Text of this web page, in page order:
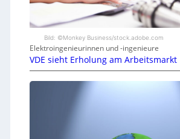
Bild: ©Monkey Business/stock.adobe.com
Elektroingenieurinnen und -ingenieure
VDE sieht Erholung am Arbeitsmarkt